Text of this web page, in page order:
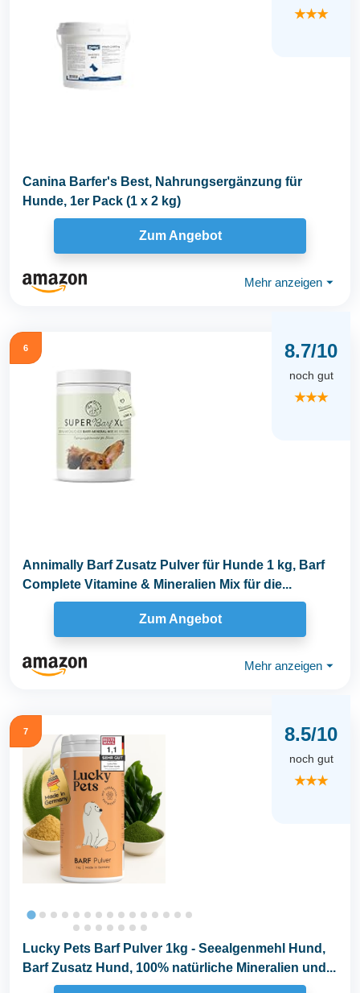
★★★
Canina Barfer's Best, Nahrungsergänzung für
Hunde, 1er Pack (1 x 2 kg)
Zum Angebot
Mehr anzeigen ⏷
6 8.7/10
noch gut
★★★
Annimally Barf Zusatz Pulver für Hunde 1 kg, Barf
Complete Vitamine & Mineralien Mix für die...
Zum Angebot
Mehr anzeigen ⏷
7 8.5/10
noch gut
★★★
Lucky Pets Barf Pulver 1kg - Seealgenmehl Hund,
Barf Zusatz Hund, 100% natürliche Mineralien und...